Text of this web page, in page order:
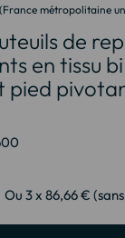
métropolitaine
de
en tissu
pied
Ou 3 x 86,66 €